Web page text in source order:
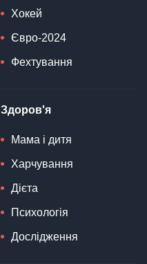
Хокей
Євро-2024
Фехтування
Здоров'я
Мама і дитя
Харчування
Дієта
Психологія
Дослідження